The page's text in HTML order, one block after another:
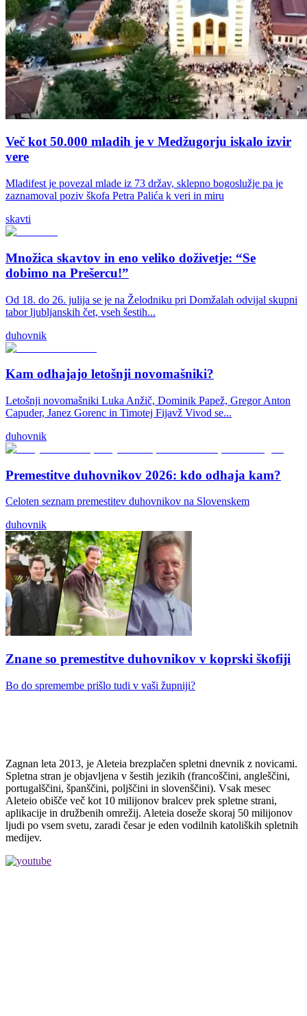
Več kot 50.000 mladih je v Medžugorju iskalo izvir
vere
Mladifest je povezal mlade iz 73 držav, sklepno bogoslužje pa je
zaznamoval poziv škofa Petra Palića k veri in miru
skavti
Množica skavtov in eno veliko doživetje: “Se
dobimo na Prešercu!”
Od 18. do 26. julija se je na Želodniku pri Domžalah odvijal skupni
tabor ljubljanskih čet, vseh šestih...
duhovnik
Kam odhajajo letošnji novomašniki?
Letošnji novomašniki Luka Anžič, Dominik Papež, Gregor Anton
Capuder, Janez Gorenc in Timotej Fijavž Vivod se...
duhovnik
Premestitve duhovnikov 2026: kdo odhaja kam?
Celoten seznam premestitev duhovnikov na Slovenskem
duhovnik
Znane so premestitve duhovnikov v koprski škofiji
Bo do spremembe prišlo tudi v vaši župniji?
Zagnan leta 2013, je Aleteia brezplačen spletni dnevnik z novicami.
Spletna stran je objavljena v šestih jezikih (francoščini, angleščini,
portugalščini, španščini, poljščini in slovenščini). Vsak mesec
Aleteio obišče več kot 10 milijonov bralcev prek spletne strani,
aplikacije in družbenih omrežij. Aleteia doseže skoraj 50 milijonov
ljudi po vsem svetu, zaradi česar je eden vodilnih katoliških spletnih
medijev.